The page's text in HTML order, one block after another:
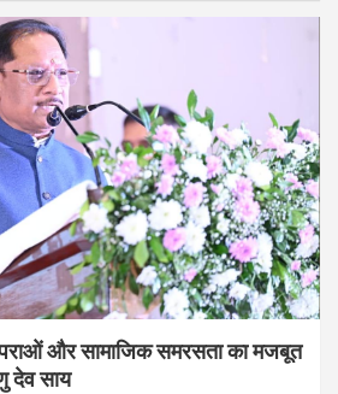
और सामाजिक समरसता का मजबूत
देव साय